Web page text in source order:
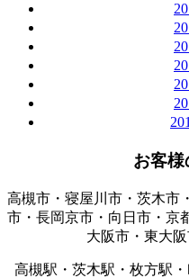
お客
高槻市・寝屋川市・茨木市
市・長岡京市・向日市・京
大阪市・東大
高槻駅・茨木駅・枚方駅